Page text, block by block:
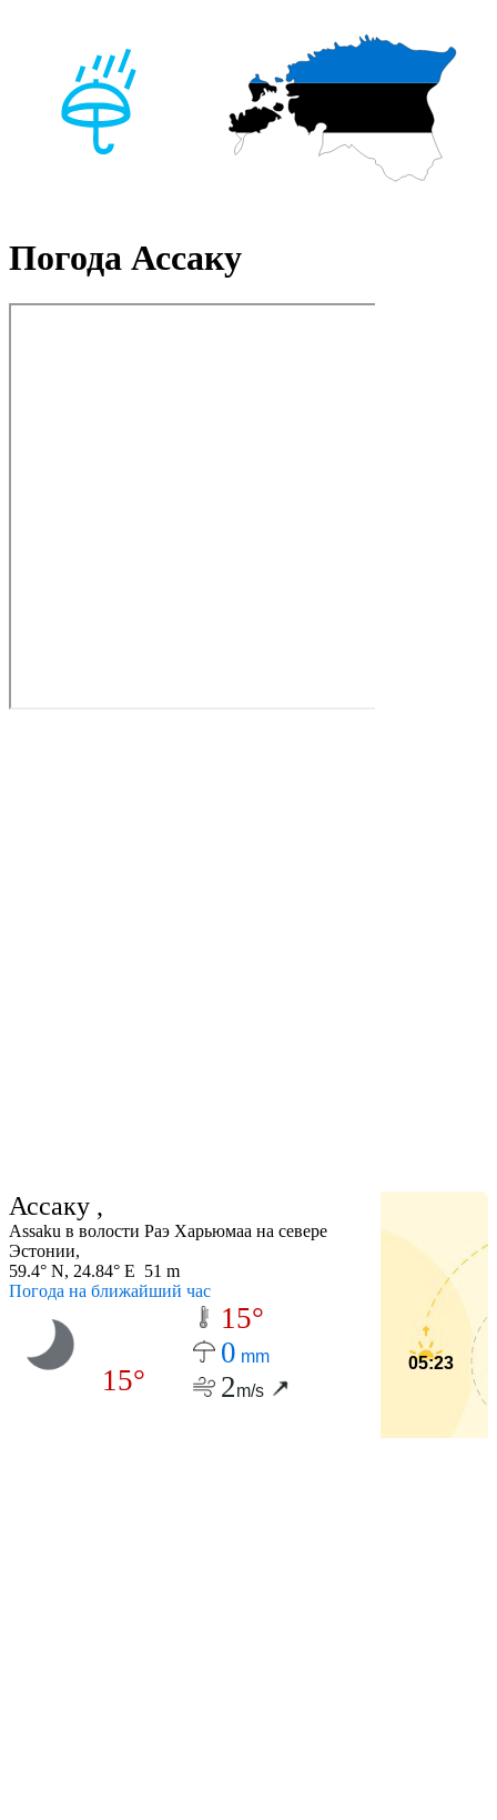
Погода Ассаку
Ассаку ,
Assaku в волости Раэ Харьюмаа на севере
Эстонии,
59.4° N, 24.84° E 51 m
Погода на ближайший час
15°
15°
0 mm
2m/s
05:23